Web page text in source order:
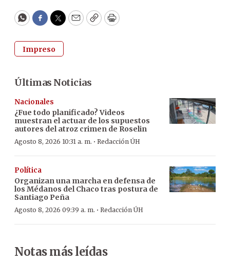
WhatsApp
Facebook
Twitter
EmailCopyPrint
Impreso
Últimas Noticias
Nacionales
¿Fue todo planificado? Videos
muestran el actuar de los supuestos
autores del atroz crimen de Roselin
Agosto 8, 2026 10:31 a. m. · Redacción ÚH
Política
Organizan una marcha en defensa de
los Médanos del Chaco tras postura de
Santiago Peña
Agosto 8, 2026 09:39 a. m. · Redacción ÚH
Notas más leídas